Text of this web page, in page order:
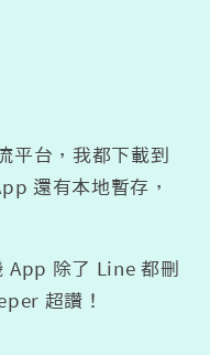
平台，我都下載到
還有本地暫存，
App 除了 Line 都刪
超讚！